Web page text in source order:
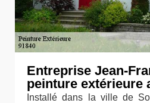
Entreprise Jean-
peinture extérieure
Installé dans la ville de